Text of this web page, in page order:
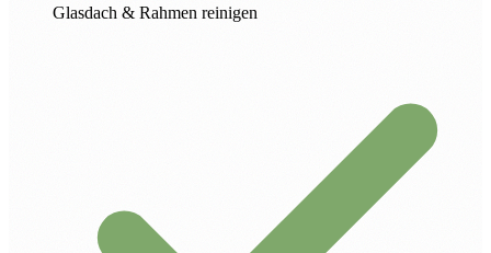
Glasdach & Rahmen reinigen